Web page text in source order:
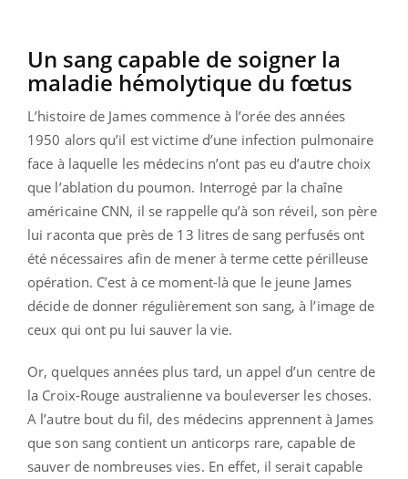
Un sang capable de soigner la
maladie hémolytique du fœtus
L’histoire de James commence à l’orée des années
1950 alors qu’il est victime d’une infection pulmonaire
face à laquelle les médecins n’ont pas eu d’autre choix
que l’ablation du poumon. Interrogé par la chaîne
américaine CNN, il se rappelle qu’à son réveil, son père
lui raconta que près de 13 litres de sang perfusés ont
été nécessaires afin de mener à terme cette périlleuse
opération. C’est à ce moment-là que le jeune James
décide de donner régulièrement son sang, à l’image de
ceux qui ont pu lui sauver la vie.
Or, quelques années plus tard, un appel d’un centre de
la Croix-Rouge australienne va bouleverser les choses.
A l’autre bout du fil, des médecins apprennent à James
que son sang contient un anticorps rare, capable de
sauver de nombreuses vies. En effet, il serait capable